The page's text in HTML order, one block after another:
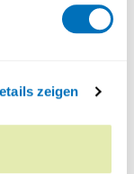
zeigen
measure of